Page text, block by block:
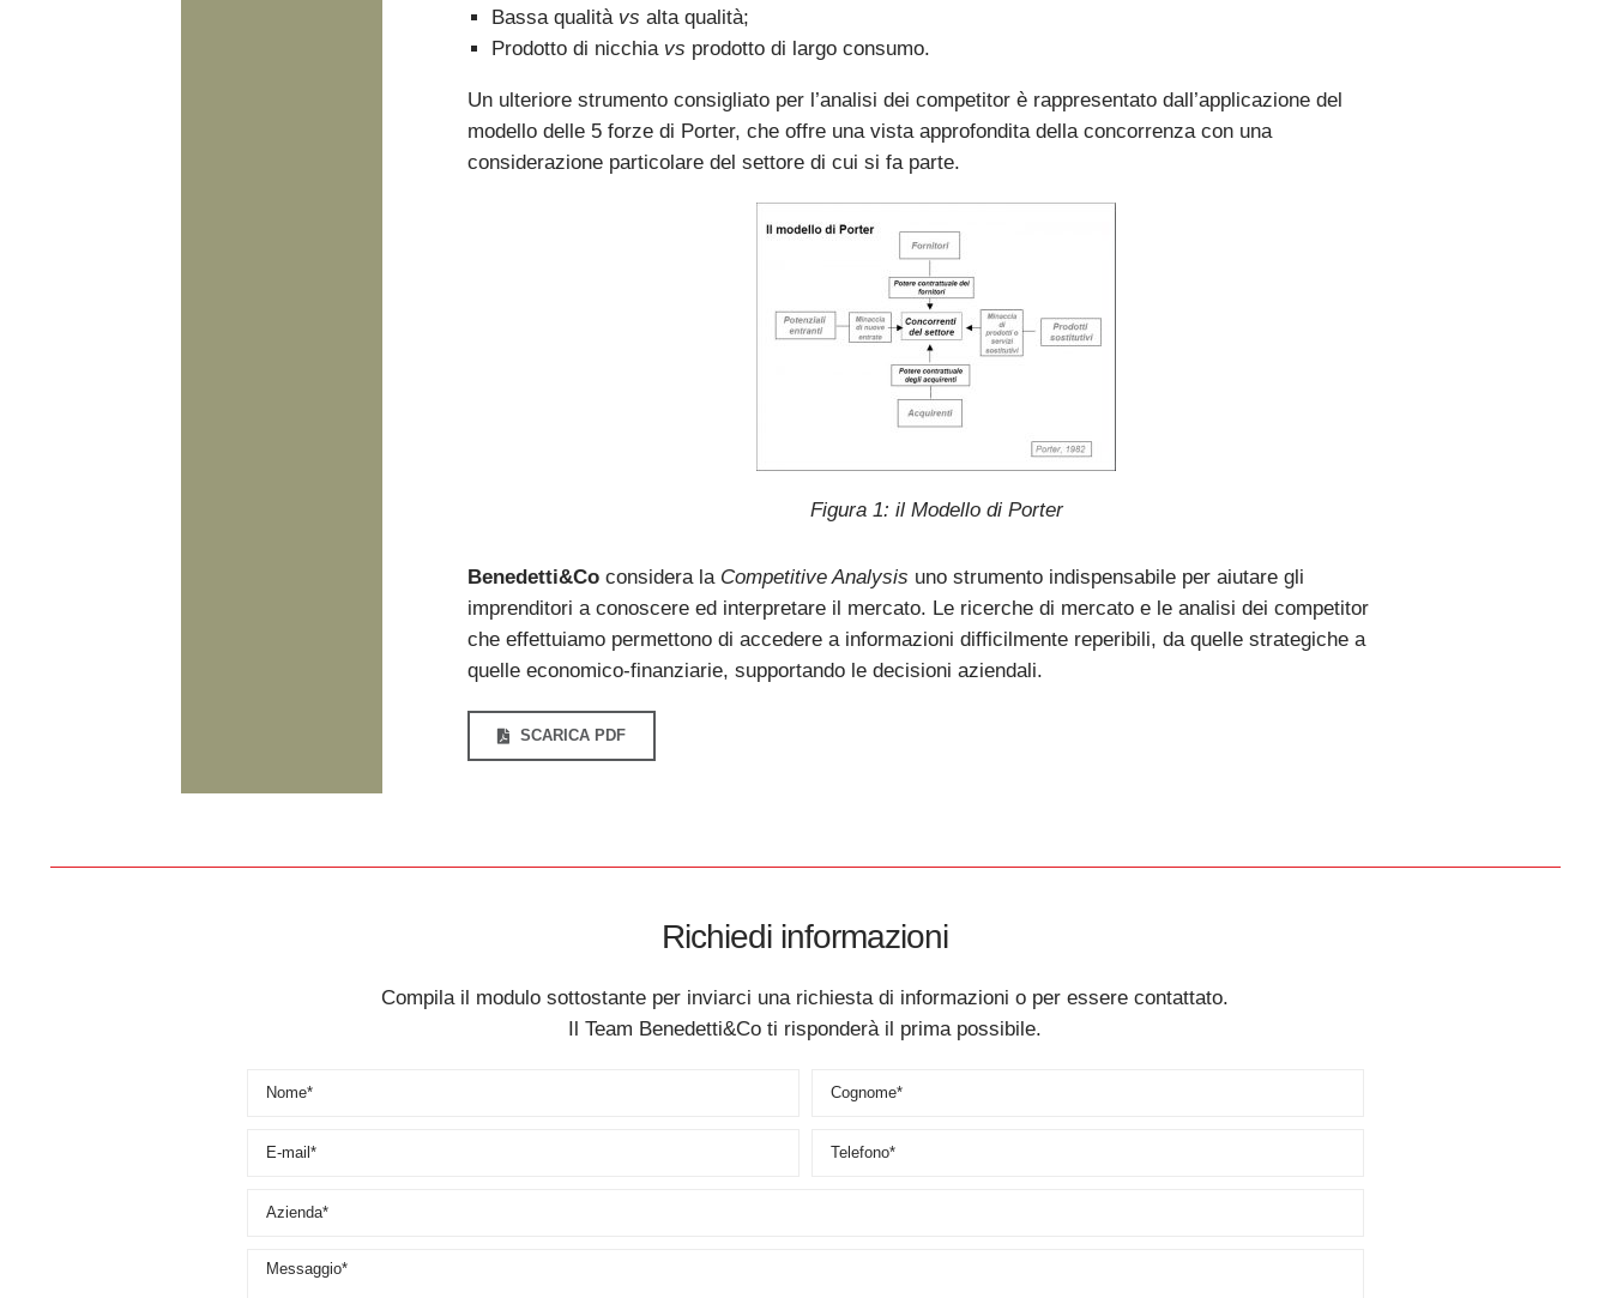
Bassa qualità vs alta qualità;
Prodotto di nicchia vs prodotto di largo consumo.
Un ulteriore strumento consigliato per l’analisi dei competitor è rappresentato dall’applicazione del
modello delle 5 forze di Porter, che offre una vista approfondita della concorrenza con una
considerazione particolare del settore di cui si fa parte.
Figura 1: il Modello di Porter
Benedetti&Coconsidera la Competitive Analysis uno strumento indispensabile per aiutare gli
imprenditori a conoscere ed interpretare il mercato. Le ricerche di mercato e le analisi dei competitor
che effettuiamo permettono di accedere a informazioni difficilmente reperibili, da quelle strategiche a
quelle economico-finanziarie, supportando le decisioni aziendali.
SCARICA PDF
Richiedi informazioni
Compila il modulo sottostante per inviarci una richiesta di informazioni o per essere contattato.
Il Team Benedetti&Co ti risponderà il prima possibile.